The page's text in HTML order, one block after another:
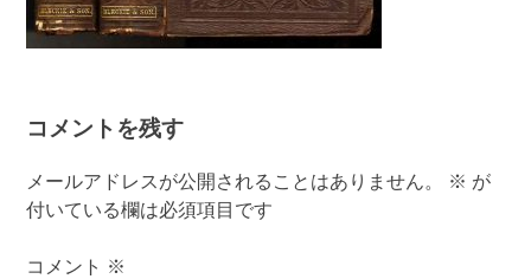
コメントを残す
メールアドレスが公開されることはありません。 ※ が
付いている欄は必須項目です
コメント ※